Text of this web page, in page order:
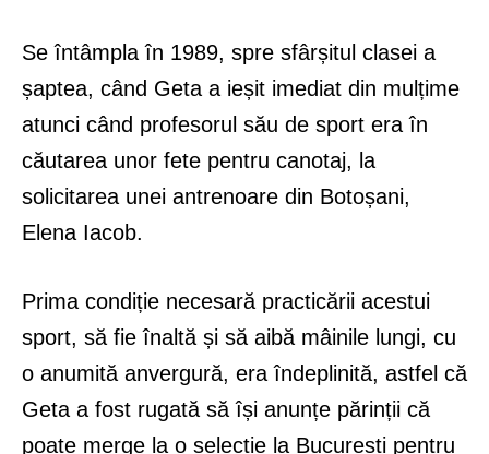
Se întâmpla în 1989, spre sfârșitul clasei a
șaptea, când Geta a ieșit imediat din mulțime
atunci când profesorul său de sport era în
căutarea unor fete pentru canotaj, la
solicitarea unei antrenoare din Botoșani,
Elena Iacob.
Prima condiție necesară practicării acestui
sport, să fie înaltă și să aibă mâinile lungi, cu
o anumită anvergură, era îndeplinită, astfel că
Geta a fost rugată să își anunțe părinții că
poate merge la o selecție la București pentru